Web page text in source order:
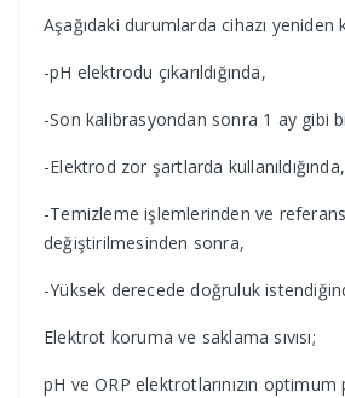
Aşağıdaki durumlarda cihazı yeniden
-pH elektrodu çıkarıldığında,
-Son kalibrasyondan sonra 1 ay gibi
-Elektrod zor şartlarda kullanıldığında,
-Temizleme işlemlerinden ve
değiştirilmesinden sonra,
-Yüksek derecede doğruluk
Elektrot koruma ve saklama sıvısı;
pH ve ORP elektrotlarınızın optimum